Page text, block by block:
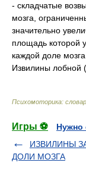
- складчатые
мозга,
значительно
площадь которой
каждой доле
Извилины лобной
Психомоторика:
Игры ⚽
Нужно
ИЗВИЛИНЫ
ДОЛИ МОЗГА